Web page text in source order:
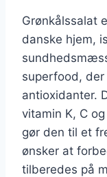
Grønkålssalat
danske hjem,
superfood, der
antioxidanter.
vitamin K, C
gør den til et
ønsker at
tilberedes på